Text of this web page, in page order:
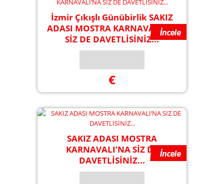
İzmir Çıkışlı Günübirlik SAKIZ
ADASI MOSTRA KARNAVALI’NA
SİZ DE DAVETLİSİNİZ...
€
SAKIZ ADASI MOSTRA
KARNAVALI’NA SİZ DE
DAVETLİSİNİZ...